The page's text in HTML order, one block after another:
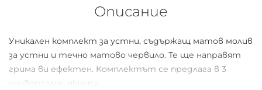
Описание
Уникален комплект за устни, съдържащ матов молив
за устни и течно матово червило. Те ще направят
грима ви ефектен. Комплектът се предлага в 3
универсални нюанса.